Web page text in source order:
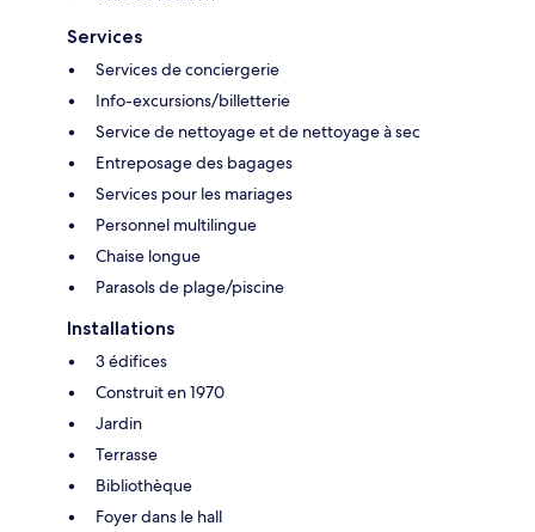
Services
Services de conciergerie
Info-excursions/billetterie
Service de nettoyage et de nettoyage à sec
Entreposage des bagages
Services pour les mariages
Personnel multilingue
Chaise longue
Parasols de plage/piscine
Installations
3 édifices
Construit en 1970
Jardin
Terrasse
Bibliothèque
Foyer dans le hall